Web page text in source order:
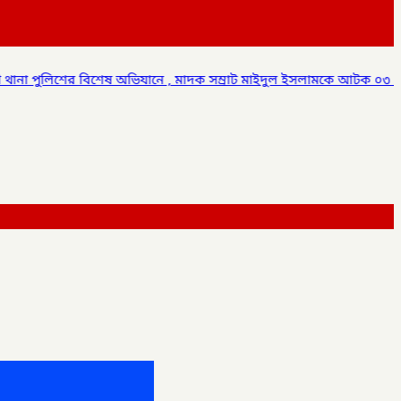
, মাদক সম্রাট মাইদুল ইসলামকে আটক ০৩ বোতল স্কাফ সিরাপ উদ্ধার,✦